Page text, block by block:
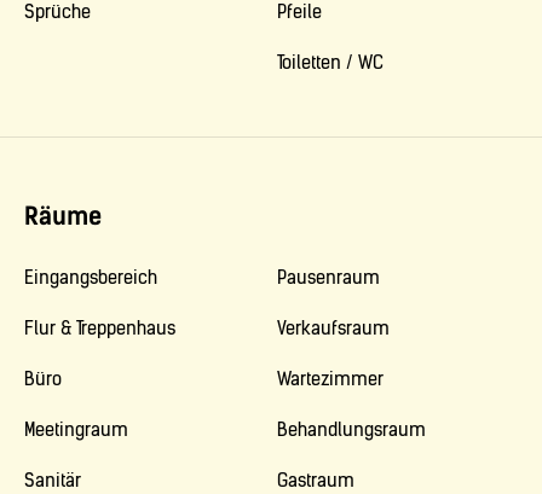
Sprüche Pfeile
Toiletten / WC
Räume
Eingangsbereich
Flur & Treppenhaus
Büro
Meetingraum
Sanitär
Pausenraum
Verkaufsraum
Wartezimmer
Behandlungsraum
Gastraum